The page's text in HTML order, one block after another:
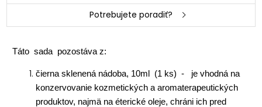
Potrebujete poradiť?
Táto sada pozostáva z:
čierna sklenená nádoba, 10ml (1 ks) - je vhodná na
konzervovanie kozmetických a aromaterapeutických
produktov, najmä na éterické oleje, chráni ich pred